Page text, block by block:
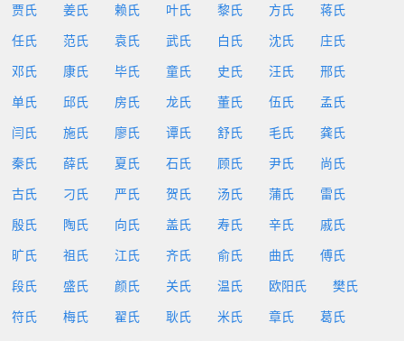
贾氏 姜氏 赖氏 叶氏 黎氏 方氏 蒋氏
任氏 范氏 袁氏 武氏 白氏 沈氏 庄氏
邓氏 康氏 毕氏 童氏 史氏 汪氏 邢氏
单氏 邱氏 房氏 龙氏 董氏 伍氏 孟氏
闫氏 施氏 廖氏 谭氏 舒氏 毛氏 龚氏
秦氏 薛氏 夏氏 石氏 顾氏 尹氏 尚氏
古氏 刁氏 严氏 贺氏 汤氏 蒲氏 雷氏
殷氏 陶氏 向氏 盖氏 寿氏 辛氏 戚氏
旷氏 祖氏 江氏 齐氏 俞氏 曲氏 傅氏
段氏 盛氏 颜氏 关氏 温氏 欧阳氏 樊氏
符氏 梅氏 翟氏 耿氏 米氏 章氏 葛氏